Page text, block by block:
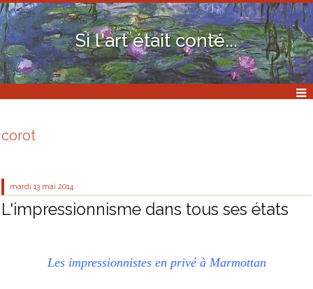
Si l'art était conté...
corot
mardi 13 mai 2014
L'impressionnisme dans tous ses états
Les impressionnistes en privé à Marmottan